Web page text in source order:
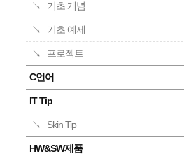
기초 개념
기초 예제
프로젝트
C언어
IT Tip
Skin Tip
HW&SW제품